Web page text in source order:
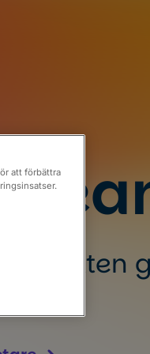
att förbättra